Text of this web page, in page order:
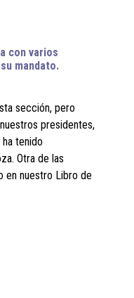
con varios
mandato.
sección, pero
presidentes,
ha tenido
Otra de las
en nuestro Libro de